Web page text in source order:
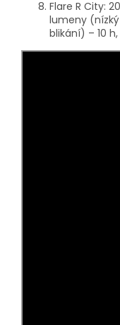
Flare R City:
lumeny
blikání) – 10